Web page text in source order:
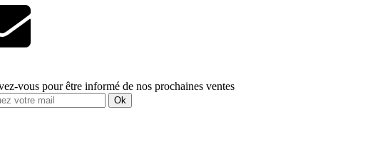
vous pour être informé de nos prochaines ventes
Ok